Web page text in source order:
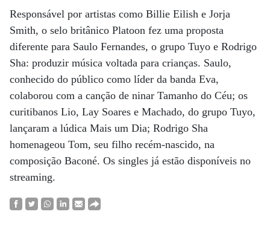
Responsável por artistas como Billie Eilish e Jorja
Smith, o selo britânico Platoon fez uma proposta
diferente para Saulo Fernandes, o grupo Tuyo e Rodrigo
Sha: produzir música voltada para crianças. Saulo,
conhecido do público como líder da banda Eva,
colaborou com a canção de ninar Tamanho do Céu; os
curitibanos Lio, Lay Soares e Machado, do grupo Tuyo,
lançaram a lúdica Mais um Dia; Rodrigo Sha
homenageou Tom, seu filho recém-nascido, na
composição Baconé. Os singles já estão disponíveis no
streaming.